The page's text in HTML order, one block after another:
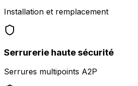
Installation et remplacement
Serrurerie haute sécurité
Serrures multipoints A2P